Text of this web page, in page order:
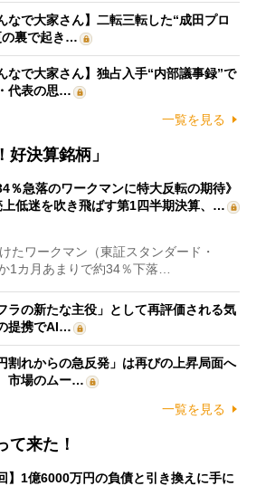
なで大家さん】二転三転した“成田プロ
の裏で起き…
なで大家さん】独占入手“内部議事録”で
代表の思…
一覧を見る
決算銘柄」
％急落のワークマンに特大反転の期待》
上低迷を吹き飛ばす第1四半期決算、…
たワークマン（東証スタンダード・
1カ月あまりで約34％下落…
ラの新たな主役」として再評価される気
提携でAI…
割れからの急反発」は再びの上昇局面へ
市場のムー…
一覧を見る
て来た！
】1億6000万円の負債と引き換えに手に